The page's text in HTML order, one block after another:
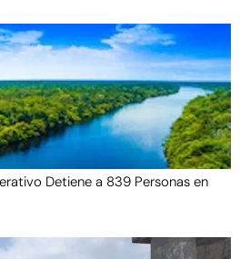
Detiene a 839 Personas en